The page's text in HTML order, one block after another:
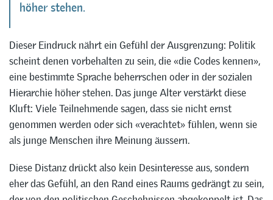
höher stehen.
Dieser Eindruck nährt ein Gefühl der Ausgrenzung: Politik
scheint denen vorbehalten zu sein, die «die Codes kennen»,
eine bestimmte Sprache beherrschen oder in der sozialen
Hierarchie höher stehen. Das junge Alter verstärkt diese
Kluft: Viele Teilnehmende sagen, dass sie nicht ernst
genommen werden oder sich «verachtet» fühlen, wenn sie
als junge Menschen ihre Meinung äussern.
Diese Distanz drückt also kein Desinteresse aus, sondern
eher das Gefühl, an den Rand eines Raums gedrängt zu sein,